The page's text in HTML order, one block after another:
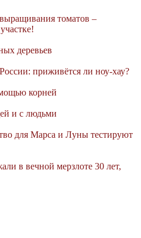
томатов –
деревьев
приживётся ли ноу-хау?
корней
и с людьми
для Марса и Луны тестируют
в вечной мерзлоте 30 лет,